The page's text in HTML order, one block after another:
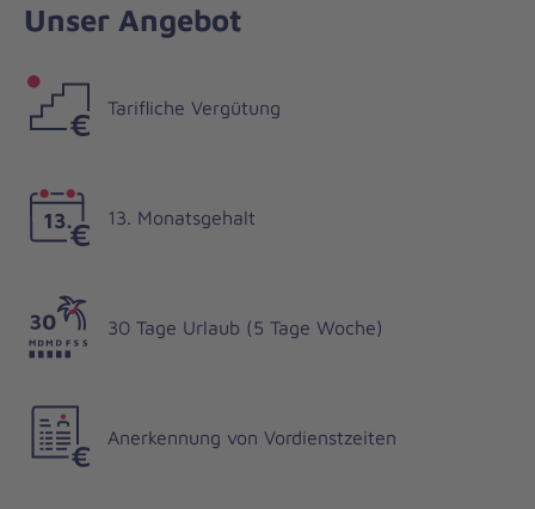
Unser Angebot
Tarifliche Vergütung
13. Monatsgehalt
30 Tage Urlaub (5 Tage Woche)
Anerkennung von Vordienstzeiten